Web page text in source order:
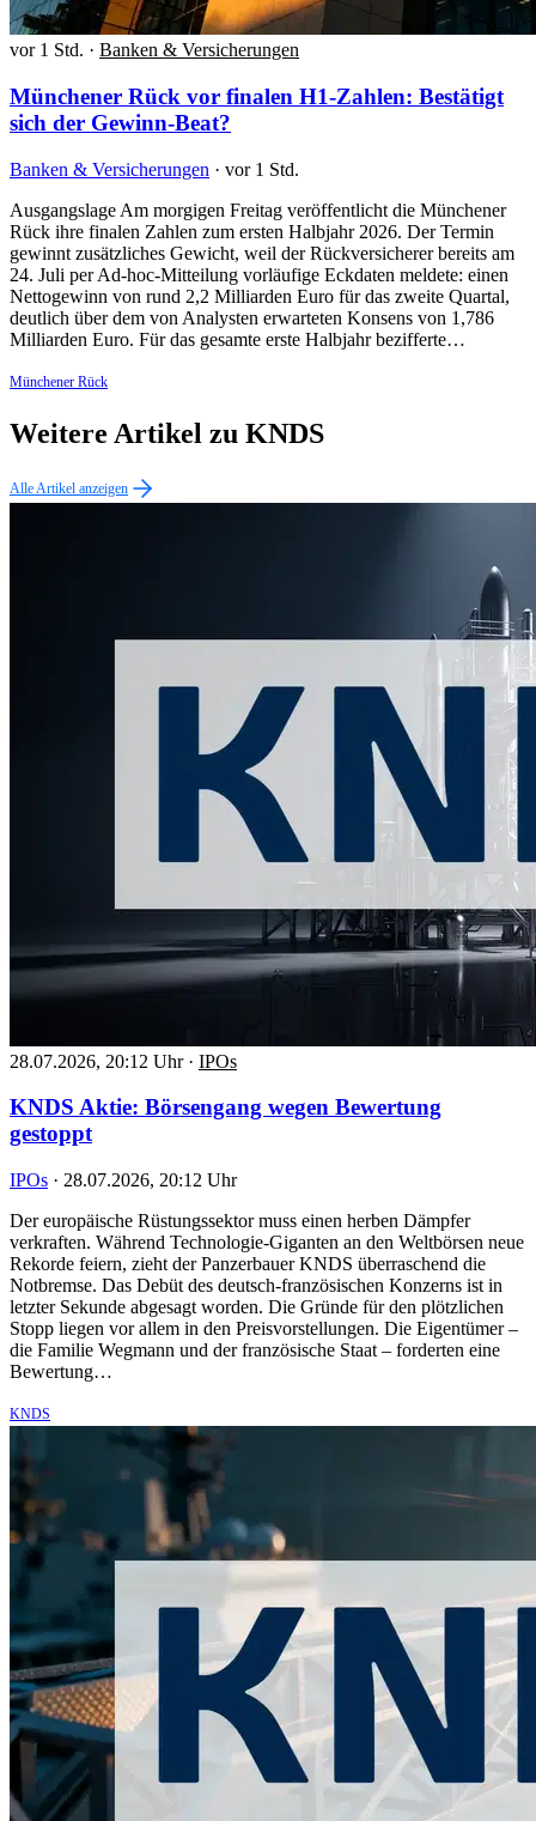
vor 1 Std. · Banken & Versicherungen
Münchener Rück vor finalen H1-Zahlen: Bestätigt
sich der Gewinn-Beat?
Banken & Versicherungen · vor 1 Std.
Ausgangslage Am morgigen Freitag veröffentlicht die Münchener
Rück ihre finalen Zahlen zum ersten Halbjahr 2026. Der Termin
gewinnt zusätzliches Gewicht, weil der Rückversicherer bereits am
24. Juli per Ad-hoc-Mitteilung vorläufige Eckdaten meldete: einen
Nettogewinn von rund 2,2 Milliarden Euro für das zweite Quartal,
deutlich über dem von Analysten erwarteten Konsens von 1,786
Milliarden Euro. Für das gesamte erste Halbjahr bezifferte…
Münchener Rück
Weitere Artikel zu KNDS
Alle Artikel anzeigen
28.07.2026, 20:12 Uhr · IPOs
KNDS Aktie: Börsengang wegen Bewertung
gestoppt
IPOs · 28.07.2026, 20:12 Uhr
Der europäische Rüstungssektor muss einen herben Dämpfer
verkraften. Während Technologie-Giganten an den Weltbörsen neue
Rekorde feiern, zieht der Panzerbauer KNDS überraschend die
Notbremse. Das Debüt des deutsch-französischen Konzerns ist in
letzter Sekunde abgesagt worden. Die Gründe für den plötzlichen
Stopp liegen vor allem in den Preisvorstellungen. Die Eigentümer –
die Familie Wegmann und der französische Staat – forderten eine
Bewertung…
KNDS